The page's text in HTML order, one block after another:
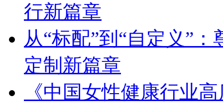
行新篇章
从“标配”到“自定义”
定制新篇章
《中国女性健康行业